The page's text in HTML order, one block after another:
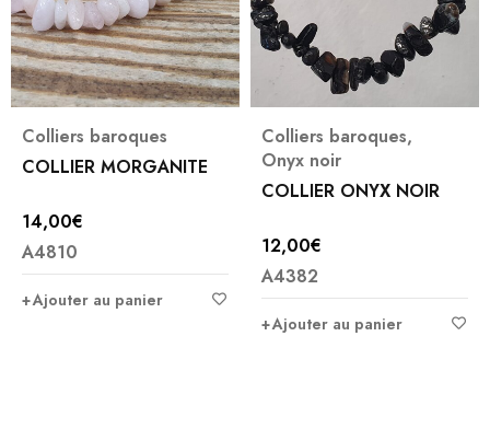
Colliers baroques
COLLIER MORGANITE
14,00€
A4810
Ajouter au panier
Colliers baroques,
Onyx noir
COLLIER ONYX NOIR
12,00€
A4382
Ajouter au panier